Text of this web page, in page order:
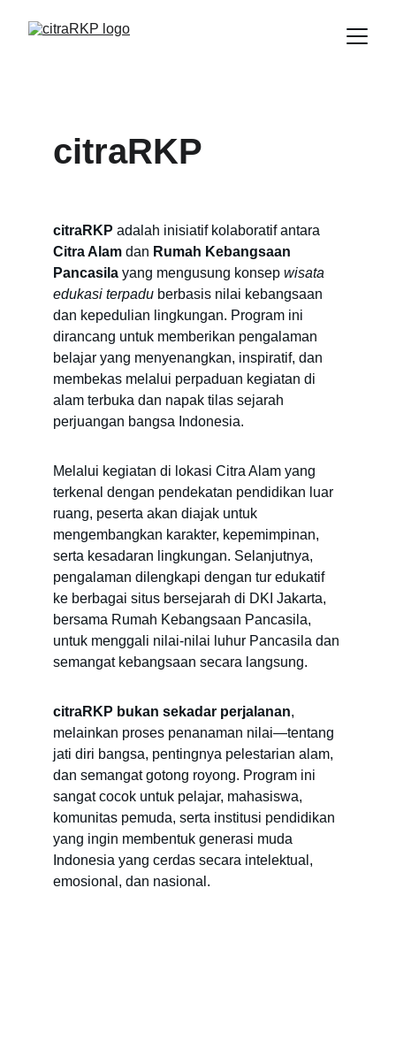
citraRKP
citraRKP adalah inisiatif kolaboratif antara
Citra Alam dan Rumah Kebangsaan
Pancasila yang mengusung konsep wisata
edukasi terpadu berbasis nilai kebangsaan
dan kepedulian lingkungan. Program ini
dirancang untuk memberikan pengalaman
belajar yang menyenangkan, inspiratif, dan
membekas melalui perpaduan kegiatan di
alam terbuka dan napak tilas sejarah
perjuangan bangsa Indonesia.
Melalui kegiatan di lokasi Citra Alam yang
terkenal dengan pendekatan pendidikan luar
ruang, peserta akan diajak untuk
mengembangkan karakter, kepemimpinan,
serta kesadaran lingkungan. Selanjutnya,
pengalaman dilengkapi dengan tur edukatif
ke berbagai situs bersejarah di DKI Jakarta,
bersama Rumah Kebangsaan Pancasila,
untuk menggali nilai-nilai luhur Pancasila dan
semangat kebangsaan secara langsung.
citraRKP bukan sekadar perjalanan,
melainkan proses penanaman nilai—tentang
jati diri bangsa, pentingnya pelestarian alam,
dan semangat gotong royong. Program ini
sangat cocok untuk pelajar, mahasiswa,
komunitas pemuda, serta institusi pendidikan
yang ingin membentuk generasi muda
Indonesia yang cerdas secara intelektual,
emosional, dan nasional.